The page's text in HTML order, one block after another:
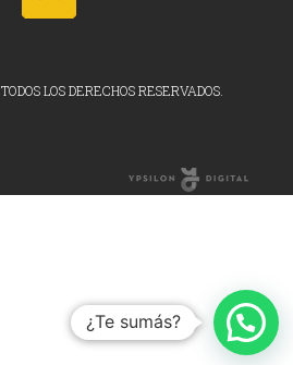
TODOS LOS DERECHOS RESERVADOS.
¿Te sumás?